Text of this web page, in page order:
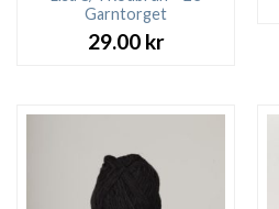
Garntorget
29.00 kr